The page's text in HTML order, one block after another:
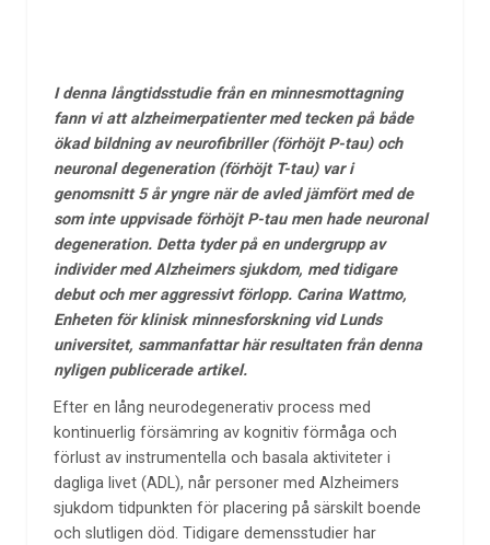
I denna långtidsstudie från en minnesmottagning
fann vi att alzheimerpatienter med tecken på både
ökad bildning av neurofibriller (förhöjt P-tau) och
neuronal degeneration (förhöjt T-tau) var i
genomsnitt 5 år yngre när de avled jämfört med de
som inte uppvisade förhöjt P-tau men hade neuronal
degeneration. Detta tyder på en undergrupp av
individer med Alzheimers sjukdom, med tidigare
debut och mer aggressivt förlopp. Carina Wattmo,
Enheten för klinisk minnesforskning vid Lunds
universitet, sammanfattar här resultaten från denna
nyligen publicerade artikel.
Efter en lång neurodegenerativ process med
kontinuerlig försämring av kognitiv förmåga och
förlust av instrumentella och basala aktiviteter i
dagliga livet (ADL), når personer med Alzheimers
sjukdom tidpunkten för placering på särskilt boende
och slutligen död. Tidigare demensstudier har